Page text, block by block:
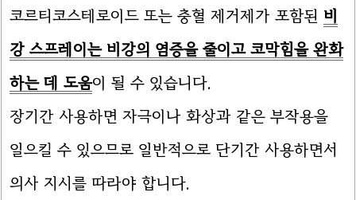
코르티코스테로이드 또는 충혈 제거제가 포함된 비
강 스프레이는 비강의 염증을 줄이고 코막힘을 완화
하는 데 도움이 될 수 있습니다.
장기간 사용하면 자극이나 화상과 같은 부작용을
일으킬 수 있으므로 일반적으로 단기간 사용하면서
의사 지시를 따라야 합니다.